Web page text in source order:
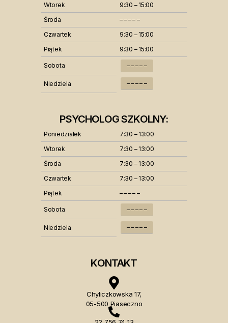
Wtorek
9:30 – 15:00
Środa
– – – – –
Czwartek
9:30 – 15:00
Piątek
9:30 – 15:00
Sobota – – – – –
Niedziela – – – – –
PSYCHOLOG SZKOLNY:
Poniedziałek
7:30 – 13:00
Wtorek
7:30 – 13:00
Środa
7:30 – 13:00
Czwartek
7:30 – 13:00
Piątek
– – – – –
Sobota – – – – –
Niedziela – – – – –
KONTAKT
Chyliczkowska 17,
05-500 Piaseczno